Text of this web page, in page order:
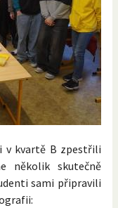
v kvartě B zpestřili
několik skutečně
sami připravili